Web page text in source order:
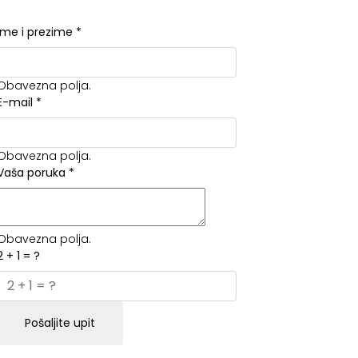
i prezime *
polja.
mail *
polja.
poruka *
polja.
+ 1 = ?
Pošaljite upit